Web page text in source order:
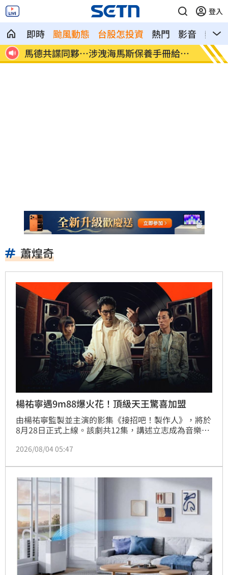
登入
即時 颱風動態 台股怎投資 熱門 影音
熱搜
中
世紀民生*拼圖式併購奏效 海外成長升溫 白海
蕭煌奇
楊祐寧遇9m88爆火花！頂級天王驚喜加盟
由楊祐寧監製並主演的影集《接招吧！製作人》，將於
8月28日正式上線。該劇共12集，講述立志成為音樂創
兩人從衝突不斷到建立深厚羈絆，攜手挑戰稱霸台灣華
2026/08/04 05:47